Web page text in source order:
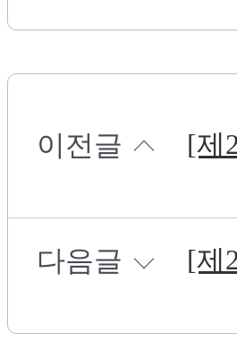
이전글
다음글